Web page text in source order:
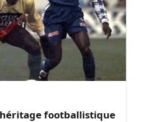
footballistique